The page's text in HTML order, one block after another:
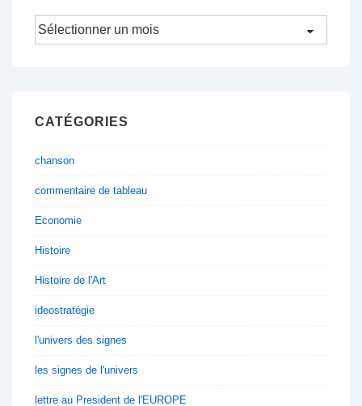
Archives
CATÉGORIES
chanson
commentaire de tableau
Economie
Histoire
Histoire de l'Art
ideostratégie
l'univers des signes
les signes de l'univers
lettre au President de l'EUROPE